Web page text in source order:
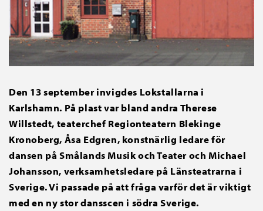
Den 13 september invigdes Lokstallarna i
Karlshamn. På plast var bland andra Therese
Willstedt, teaterchef Regionteatern Blekinge
Kronoberg, Åsa Edgren, konstnärlig ledare för
dansen på Smålands Musik och Teater och Michael
Johansson, verksamhetsledare på Länsteatrarna i
Sverige. Vi passade på att fråga varför det är viktigt
med en ny stor dansscen i södra Sverige.